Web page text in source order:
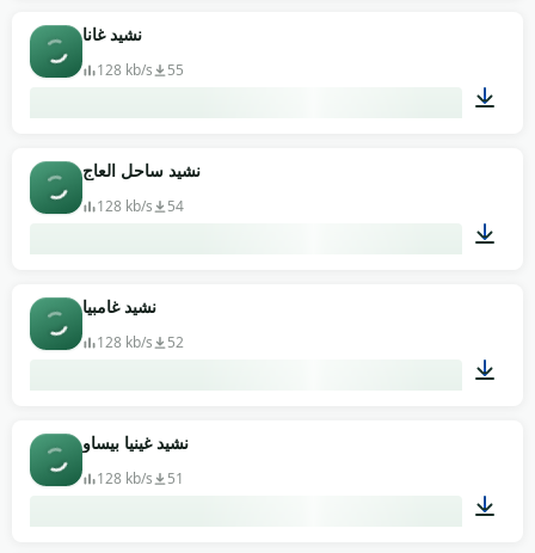
نشيد غانا
128 kb/s 55
نشيد ساحل العاج
128 kb/s 54
نشيد غامبيا
128 kb/s 52
نشيد غينيا بيساو
128 kb/s 51